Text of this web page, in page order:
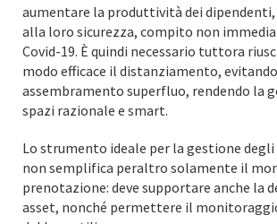
aumentare la produttività dei dipendenti,
alla loro sicurezza, compito non
Covid-19. È quindi necessario tuttora
modo efficace il distanziamento,
assembramento superfluo, rendendo la
spazi razionale e smart.
Lo strumento ideale per la gestione degli
non semplifica peraltro solamente il
prenotazione: deve supportare anche la
asset, nonché permettere il